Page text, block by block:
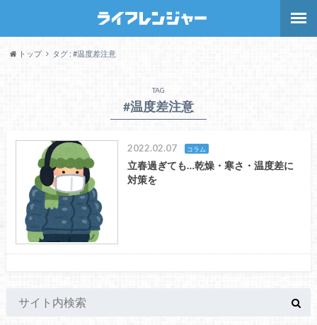
トップ タグ : #温度差注意
TAG
#温度差注意
2022.02.07 コラム
立春過ぎても…乾燥・寒さ・温度差に
対策を